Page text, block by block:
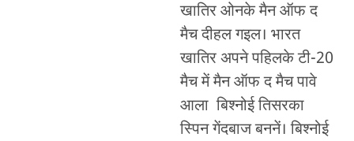
खातिर ओनके मैन ऑफ द
मैच दीहल गइल। भारत
खातिर अपने पहिलके टी-20
मैच में मैन ऑफ द मैच पावे
आला बिश्नोई तिसरका
स्पिन गेंदबाज बननें। बिश्नोई